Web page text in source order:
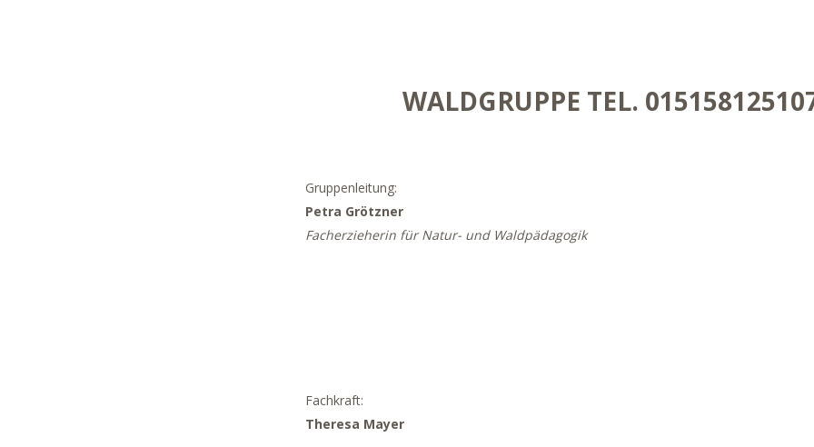
WALDGRUPPE TEL.
Gruppenleitung:
Petra Grötzner
Facherzieherin für Natur- und Waldpädagogik
Fachkraft:
Theresa Mayer